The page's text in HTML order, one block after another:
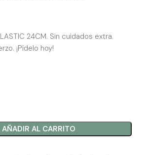
24CM. Sin cuidados extra.
¡Pídelo hoy!
AÑADIR AL CARRITO